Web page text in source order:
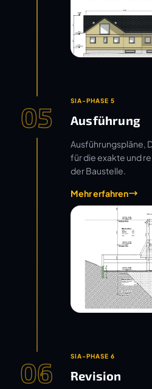
05 SIA-PHASE 5
Ausführung
Ausführungspläne,
für die exakte und
der Baustelle.
Mehr erfahren
06 SIA-PHASE 6
Revision